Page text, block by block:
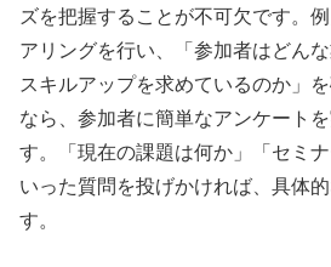
ズを把握することが不可欠です。
アリングを行い、「参加者はどん
スキルアップを求めているのか」
なら、参加者に簡単なアンケート
す。
「現在の課題は何か」「セミ
いった質問を投げかければ、具体
す。